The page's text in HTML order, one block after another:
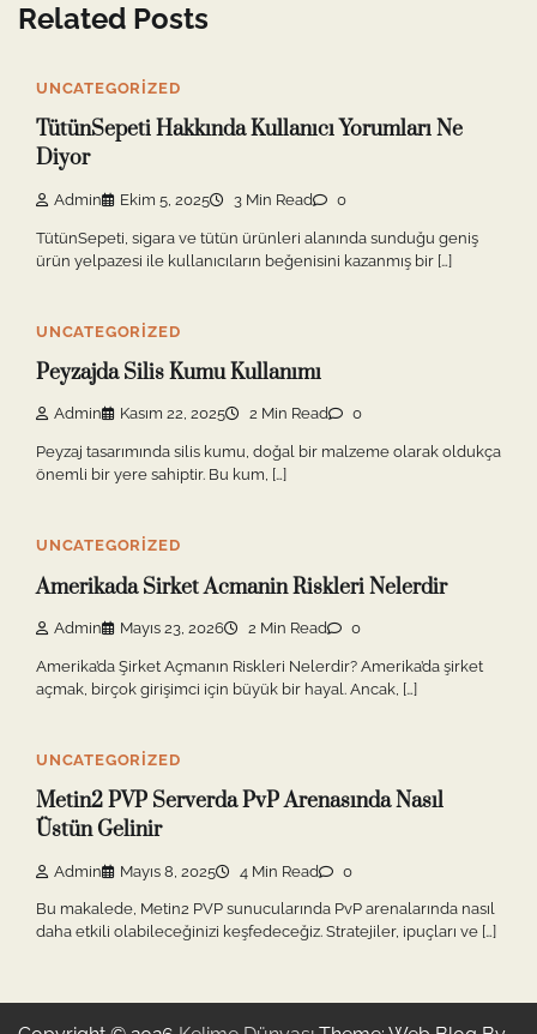
Related Posts
UNCATEGORIZED
TütünSepeti Hakkında Kullanıcı Yorumları Ne
Diyor
Admin Ekim 5, 2025 3 Min Read 0
TütünSepeti, sigara ve tütün ürünleri alanında sunduğu geniş
ürün yelpazesi ile kullanıcıların beğenisini kazanmış bir […]
UNCATEGORIZED
Peyzajda Silis Kumu Kullanımı
Admin Kasım 22, 2025 2 Min Read 0
Peyzaj tasarımında silis kumu, doğal bir malzeme olarak oldukça
önemli bir yere sahiptir. Bu kum, […]
UNCATEGORIZED
Amerikada Sirket Acmanin Riskleri Nelerdir
Admin Mayıs 23, 2026 2 Min Read 0
Amerika’da Şirket Açmanın Riskleri Nelerdir? Amerika’da şirket
açmak, birçok girişimci için büyük bir hayal. Ancak, […]
UNCATEGORIZED
Metin2 PVP Serverda PvP Arenasında Nasıl
Üstün Gelinir
Admin Mayıs 8, 2025 4 Min Read 0
Bu makalede, Metin2 PVP sunucularında PvP arenalarında nasıl
daha etkili olabileceğinizi keşfedeceğiz. Stratejiler, ipuçları ve […]